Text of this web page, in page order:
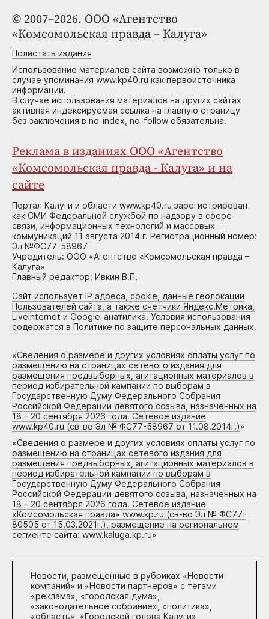
© 2007–2026. ООО «Агентство
«Комсомольская правда – Калуга»
Полистать издания
Использование материалов сайта возможно только в
случае упоминания www.kp40.ru как первоисточника
информации.
В случае использования материалов на других сайтах
активная индексируемая ссылка на главную страницу
без заключения в no-index, no-follow обязательна.
Реклама в изданиях ООО «Агентство
«Комсомольская правда - Калуга» и на
сайте
Портал Калуги и области www.kp40.ru зарегистрирован
как СМИ Федеральной службой по надзору в сфере
связи, информационных технологий и массовых
коммуникаций 11 августа 2014 г. Регистрационный номер:
Эл №ФС77-58967
Учредитель: ООО «Агентство «Комсомольская правда –
Калуга»
Главный редактор: Ивкин В.П.
Сайт использует IP адреса, cookie, данные геолокации
Пользователей сайта, а также счетчики Яндекс.Метрика,
Liveinternet и Google-анатилика. Условия использования
содержатся в Политике по защите персональных данных.
«Сведения о размере и других условиях оплаты услуг по
размещению на страницах сетевого издания для
размещения предвыборных, агитационных материалов в
период избирательной кампании по выборам в
Государственную Думу Федерального Собрания
Российской Федерации девятого созыва, назначенных на
18 – 20 сентября 2026 года. Сетевое издание
www.kp40.ru (св-во Эл № ФС77-58967 от 11.08.2014г.)»
«Сведения о размере и других условиях оплаты услуг по
размещению на страницах сетевого издания для
размещения предвыборных, агитационных материалов в
период избирательной кампании по выборам в
Государственную Думу Федерального Собрания
Российской Федерации девятого созыва, назначенных на
18 – 20 сентября 2026 года. Сетевое издание
«Комсомольская правда» www.kp.ru (св-во Эл № ФС77-
80505 от 15.03.2021г.), размещение на региональном
сегменте сайта: www.kaluga.kp.ru»
Новости, размещенные в рубриках «Новости
компаний» и «Новости партнеров» с тегами
«реклама», «городская дума»,
«законодательное собрание», «политика»,
«область», «Городской голова Калуги»